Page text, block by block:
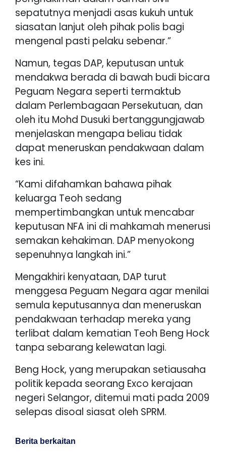
sepatutnya menjadi asas kukuh untuk
siasatan lanjut oleh pihak polis bagi
mengenal pasti pelaku sebenar.”
Namun, tegas DAP, keputusan untuk
mendakwa berada di bawah budi bicara
Peguam Negara seperti termaktub
dalam Perlembagaan Persekutuan, dan
oleh itu Mohd Dusuki bertanggungjawab
menjelaskan mengapa beliau tidak
dapat meneruskan pendakwaan dalam
kes ini.
“Kami difahamkan bahawa pihak
keluarga Teoh sedang
mempertimbangkan untuk mencabar
keputusan NFA ini di mahkamah menerusi
semakan kehakiman. DAP menyokong
sepenuhnya langkah ini.”
Mengakhiri kenyataan, DAP turut
menggesa Peguam Negara agar menilai
semula keputusannya dan meneruskan
pendakwaan terhadap mereka yang
terlibat dalam kematian Teoh Beng Hock
tanpa sebarang kelewatan lagi.
Beng Hock, yang merupakan setiausaha
politik kepada seorang Exco kerajaan
negeri Selangor, ditemui mati pada 2009
selepas disoal siasat oleh SPRM.
Berita berkaitan